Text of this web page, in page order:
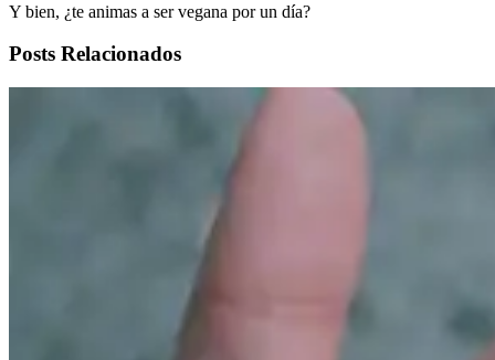
Y bien, ¿te animas a ser vegana por un día?
Posts Relacionados